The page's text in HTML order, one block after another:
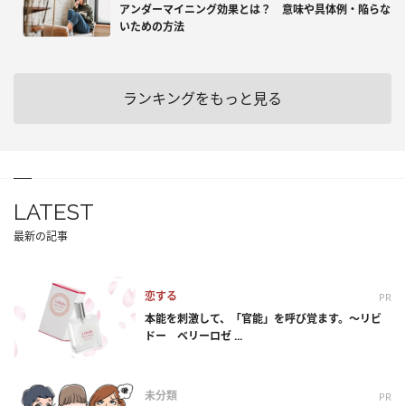
アンダーマイニング効果とは？ 意味や具体例・陥らな
いための方法
ランキングをもっと見る
LATEST
最新の記事
恋する PR
本能を刺激して、「官能」を呼び覚ます。～リビ
ドー ベリーロゼ ...
未分類 PR